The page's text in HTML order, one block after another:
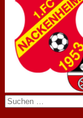
anzeigen
Suchen
nach: